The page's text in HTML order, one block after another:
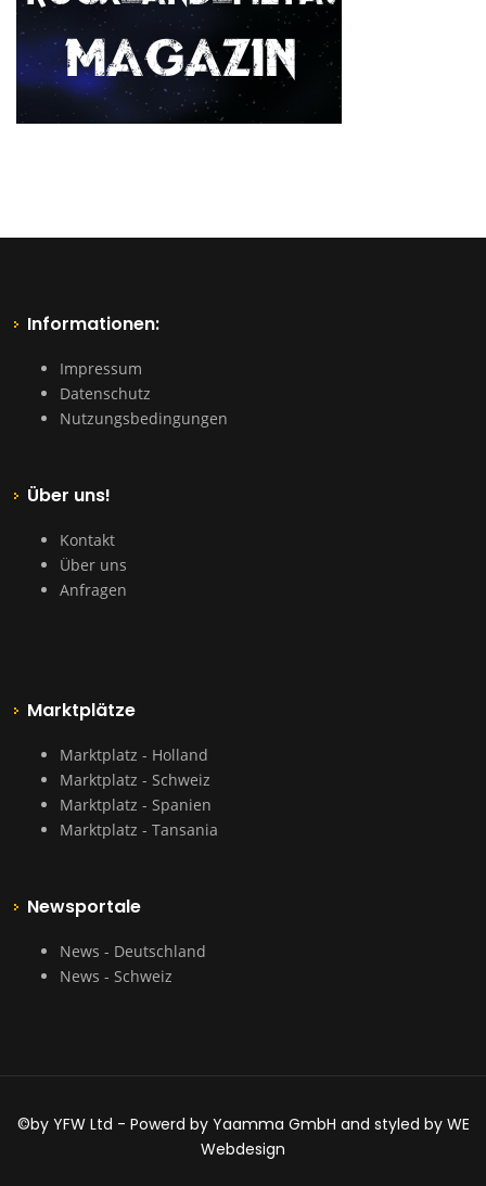
Informationen:
Impressum
Datenschutz
Nutzungsbedingungen
Über uns!
Kontakt
Über uns
Anfragen
Marktplätze
Marktplatz - Holland
Marktplatz - Schweiz
Marktplatz - Spanien
Marktplatz - Tansania
Newsportale
News - Deutschland
News - Schweiz
©by YFW Ltd - Powerd by Yaamma GmbH and styled by WE
Webdesign